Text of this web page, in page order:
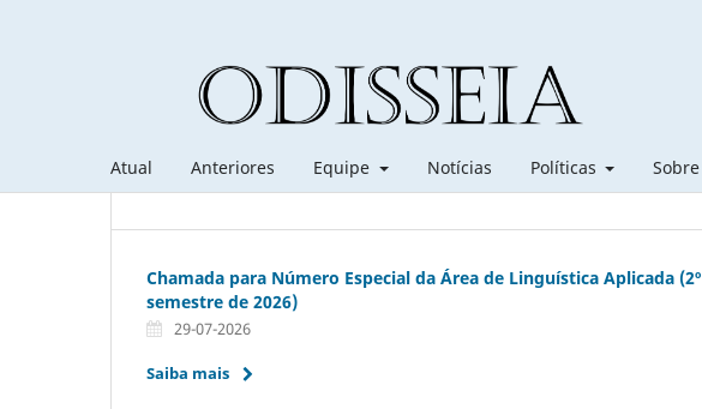
Atual Anteriores Equipe Notícias Políticas Sobre
Chamada para Número Especial da Área de Linguística Aplicada (2º
semestre de 2026)
29-07-2026
Saiba mais